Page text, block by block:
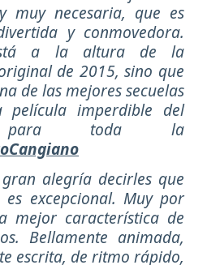
muy necesaria, que es
y conmovedora.
a la altura de la
de 2015, sino que
de las mejores secuelas
película imperdible del
para toda la
alegría decirles que
es excepcional. Muy por
mejor característica de
Bellamente animada,
escrita, de ritmo rápido,